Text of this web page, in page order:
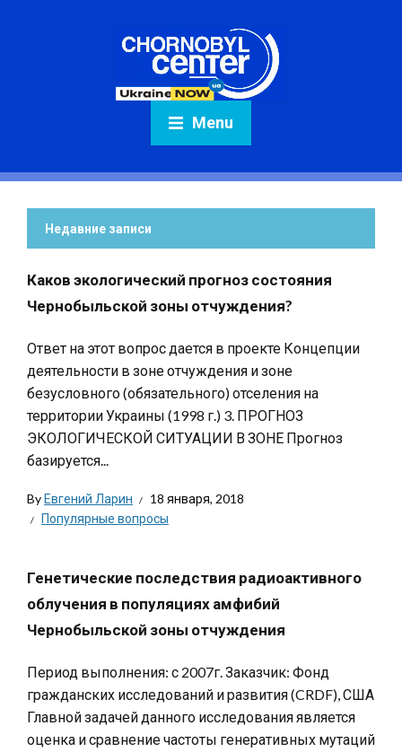
Menu
Недавние записи
Каков экологический прогноз состояния
Чернобыльской зоны отчуждения?
Ответ на этот вопрос дается в проекте Концепции
деятельности в зоне отчуждения и зоне
безусловного (обязательного) отселения на
территории Украины (1998 г.) 3. ПРОГНОЗ
ЭКОЛОГИЧЕСКОЙ СИТУАЦИИ В ЗОНЕ Прогноз
базируется...
ByЕвгений Ларин
18 января, 2018
Популярные вопросы
Генетические последствия радиоактивного
облучения в популяциях амфибий
Чернобыльской зоны отчуждения
Период выполнения: с 2007г. Заказчик: Фонд
гражданских исследований и развития (CRDF), США
Главной задачей данного исследования является
оценка и сравнение частоты генеративных мутаций